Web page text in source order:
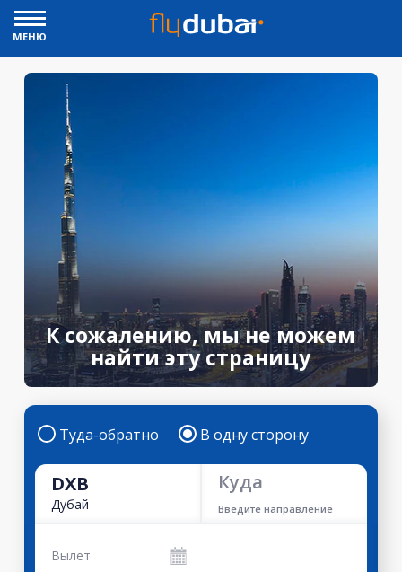
МЕНЮ
К сожалению, мы не можем
найти эту страницу
Туда-обратно В одну сторону
DXB
Дубай
Куда
Введите направление
Вылет